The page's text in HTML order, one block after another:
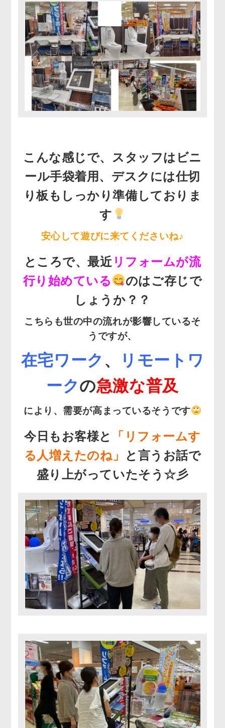
こんな感じで、スタッフはビニ
ール手袋着用、デスクには仕切
り板もしっかり準備しておりま
す
安心して遊びに来てくださいね♪
ところで、最近 リフォームが流
行り始めている
のはご存じで
しょうか？？
こちらも世の中の流れが影響しているそ
うですが、
在宅ワーク 、
リモートワ
ークの急激な普及
により、需要が高まっているそうです
今日もお客様と
「リフォームす
る人増えたのね」
と言うお話で
盛り上がっていたそう☆彡